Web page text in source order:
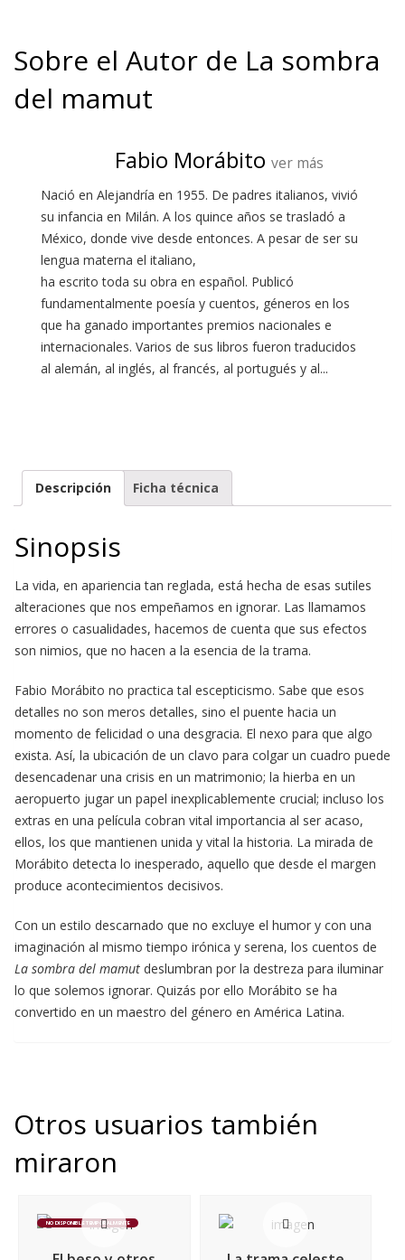
Sobre el Autor de La sombra
del mamut
Fabio Morábito ver más
Nació en Alejandría en 1955. De padres italianos, vivió
su infancia en Milán. A los quince años se trasladó a
México, donde vive desde entonces. A pesar de ser su
lengua materna el italiano,
ha escrito toda su obra en español. Publicó
fundamentalmente poesía y cuentos, géneros en los
que ha ganado importantes premios nacionales e
internacionales. Varios de sus libros fueron traducidos
al alemán, al inglés, al francés, al portugués y al...
Descripción Ficha técnica
Sinopsis
La vida, en apariencia tan reglada, está hecha de esas sutiles
alteraciones que nos empeñamos en ignorar. Las llamamos
errores o casualidades, hacemos de cuenta que sus efectos
son nimios, que no hacen a la esencia de la trama.
Fabio Morábito no practica tal escepticismo. Sabe que esos
detalles no son meros detalles, sino el puente hacia un
momento de felicidad o una desgracia. El nexo para que algo
exista. Así, la ubicación de un clavo para colgar un cuadro puede
desencadenar una crisis en un matrimonio; la hierba en un
aeropuerto jugar un papel inexplicablemente crucial; incluso los
extras en una película cobran vital importancia al ser acaso,
ellos, los que mantienen unida y vital la historia. La mirada de
Morábito detecta lo inesperado, aquello que desde el margen
produce acontecimientos decisivos.
Con un estilo descarnado que no excluye el humor y con una
imaginación al mismo tiempo irónica y serena, los cuentos de
La sombra del mamut deslumbran por la destreza para iluminar
lo que solemos ignorar. Quizás por ello Morábito se ha
convertido en un maestro del género en América Latina.
Otros usuarios también
miraron
NO DISPONIBLE TEMPORALMENTE